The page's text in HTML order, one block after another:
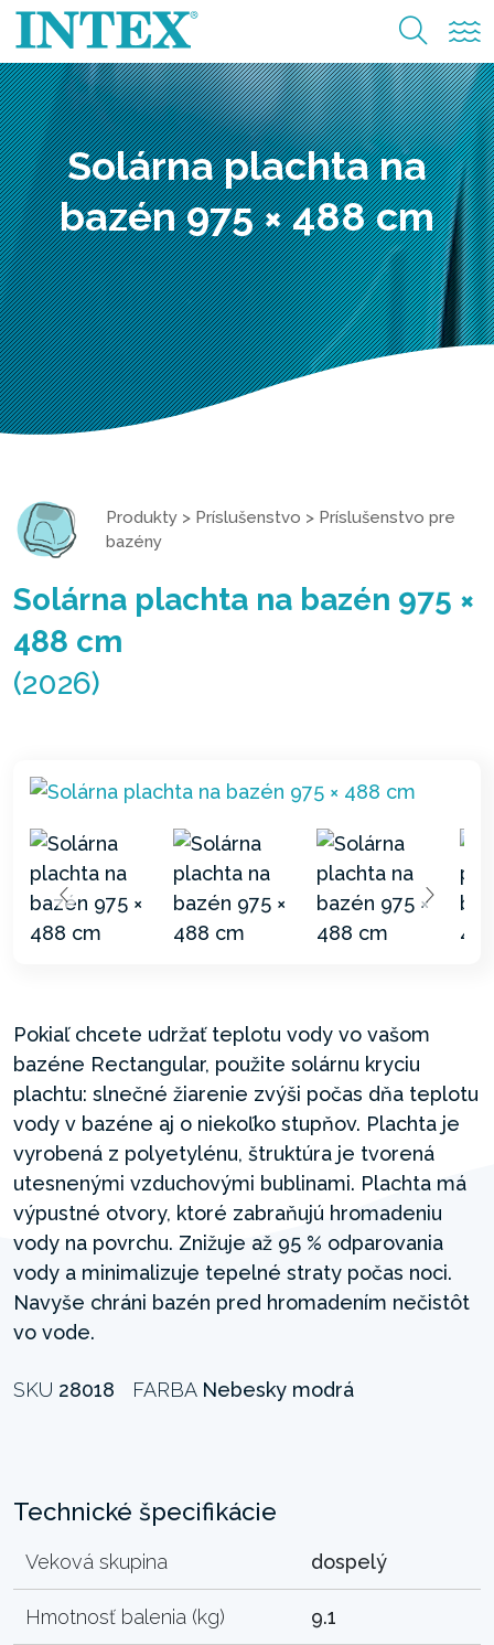
Solárna plachta na
bazén 975 × 488 cm
Produkty > Príslušenstvo > Príslušenstvo pre
bazény
Solárna plachta na bazén 975 ×
488 cm
(2026)
Pokiaľ chcete udržať teplotu vody vo vašom
bazéne Rectangular, použite solárnu kryciu
plachtu: slnečné žiarenie zvýši počas dňa teplotu
vody v bazéne aj o niekoľko stupňov. Plachta je
vyrobená z polyetylénu, štruktúra je tvorená
utesnenými vzduchovými bublinami. Plachta má
výpustné otvory, ktoré zabraňujú hromadeniu
vody na povrchu. Znižuje až 95 % odparovania
vody a minimalizuje tepelné straty počas noci.
Navyše chráni bazén pred hromadením nečistôt
vo vode.
SKU 28018 FARBA Nebesky modrá
Technické špecifikácie
Veková skupina dospelý
Hmotnosť balenia (kg) 9.1